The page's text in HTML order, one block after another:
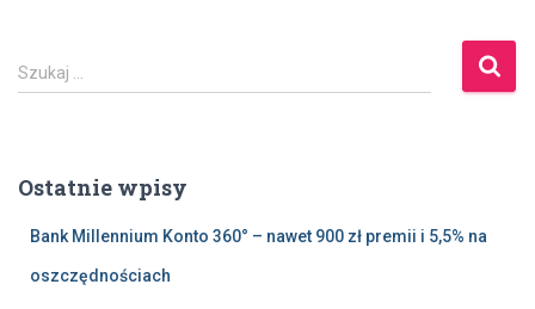
S
z
j
Szukaj …
Ostatnie wpisy
Bank Millennium Konto 360° – nawet 900 zł premii i 5,5% na
oszczędnościach